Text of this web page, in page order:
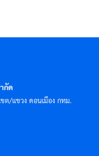
กัด
ต/แขวง ดอนเมือง กทม.